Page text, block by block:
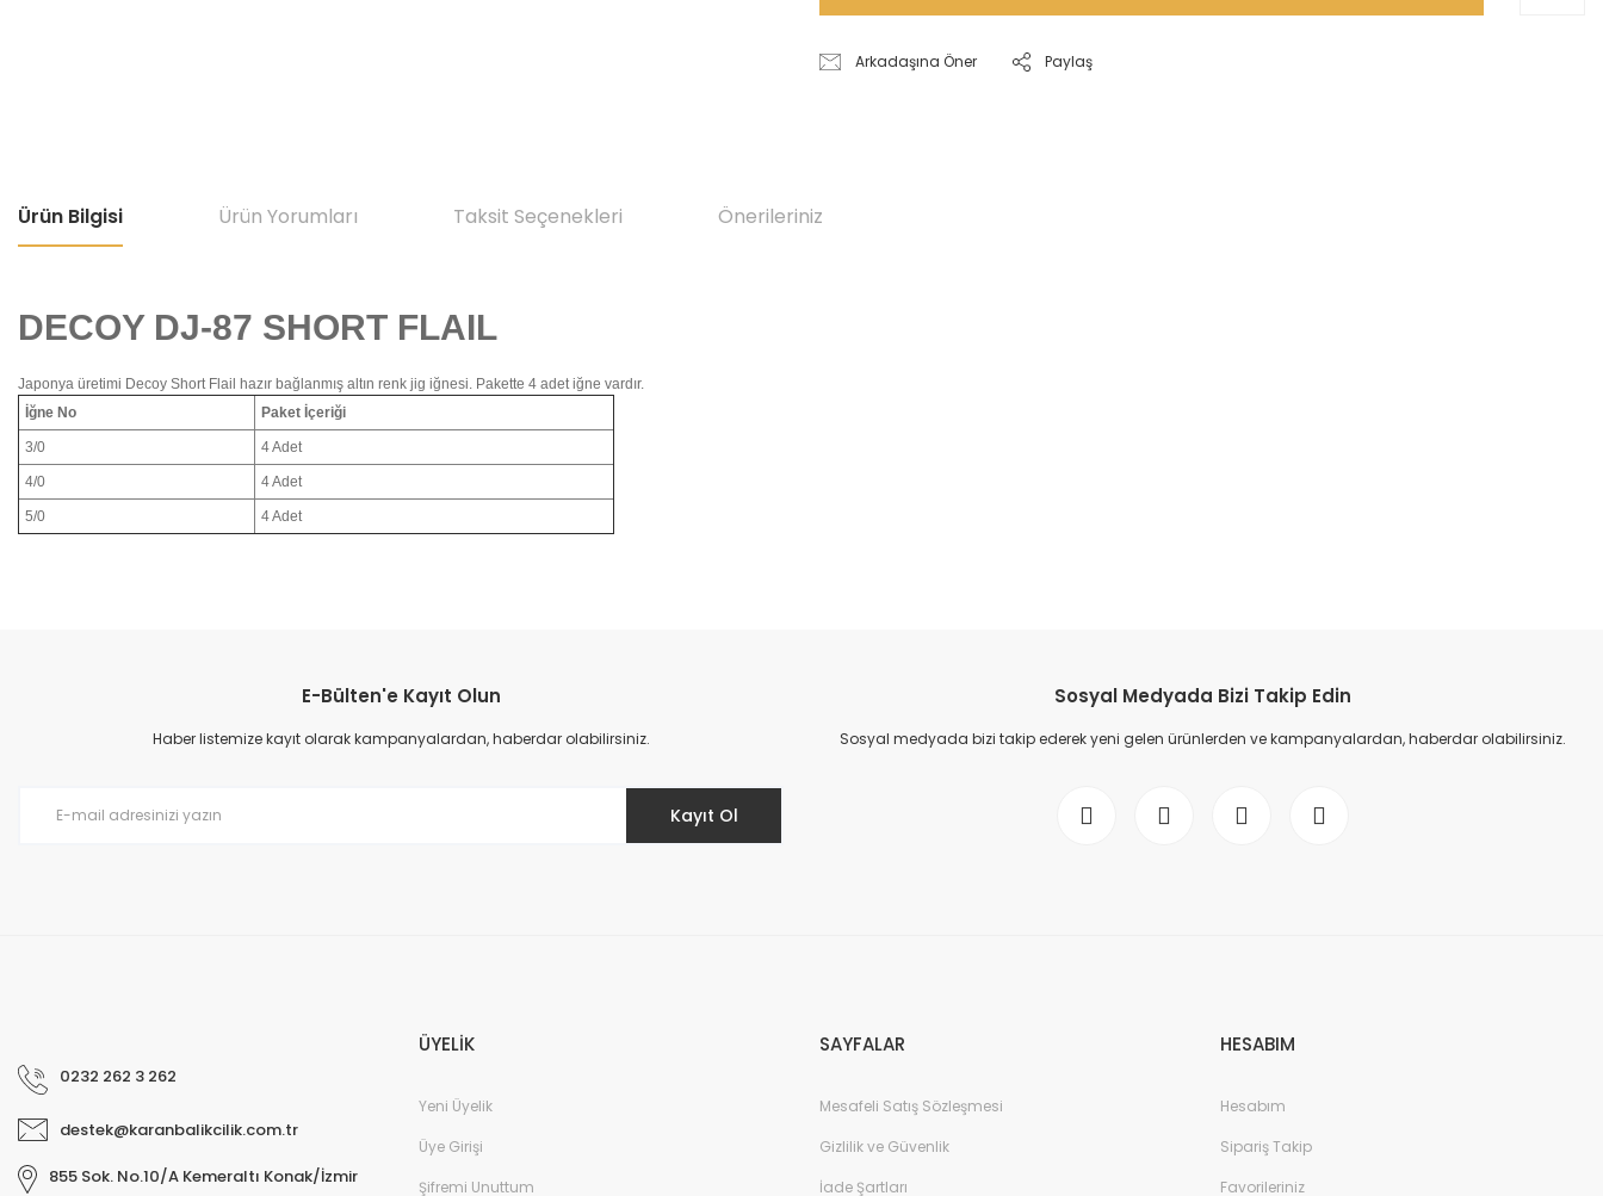
Arkadaşına Öner Paylaş
Ürün Bilgisi Ürün Yorumları Taksit Seçenekleri Önerileriniz
DECOY DJ-87 SHORT FLAIL
Japonya üretimi Decoy Short Flail hazır bağlanmış altın renk jig iğnesi. Pakette 4 adet iğne vardır.
İğne No
Paket İçeriği
3/0 4 Adet
4/0 4 Adet
5/0 4 Adet
Ürün resmi kalitesiz, bozuk veya görüntülenemiyor.
Ürün açıklamasında eksik bilgiler bulunuyor.
E-Bülten'e Kayıt Olun
Haber listemize kayıt olarak kampanyalardan, haberdar olabilirsiniz.
Kayıt Ol
Sosyal Medyada Bizi Takip Edin
Sosyal medyada bizi takip ederek yeni gelen ürünlerden ve kampanyalardan, haberdar olabilirsiniz.
0232 262 3 262
destek@karanbalikcilik.com.tr
855 Sok. No.10/A Kemeraltı Konak/İzmir
ÜYELİK
Yeni Üyelik
Üye Girişi
Şifremi Unuttum
SAYFALAR
Mesafeli Satış Sözleşmesi
Gizlilik ve Güvenlik
İade Şartları
HESABIM
Hesabım
Sipariş Takip
Favorileriniz